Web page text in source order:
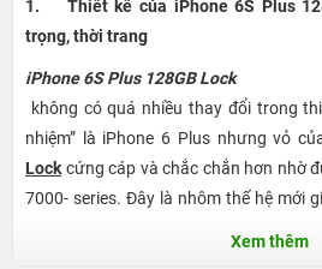
1. Thiết kế của iPhone 6S Plus
trọng, thời trang
iPhone 6S Plus 128GB Lock
không có quá nhiều thay đổi trong
nhiệm” là iPhone 6 Plus nhưng vỏ
Lock cứng cáp và chắc chắn hơn nhờ
7000- series. Đây là nhôm thế hệ mới
Xem thêm